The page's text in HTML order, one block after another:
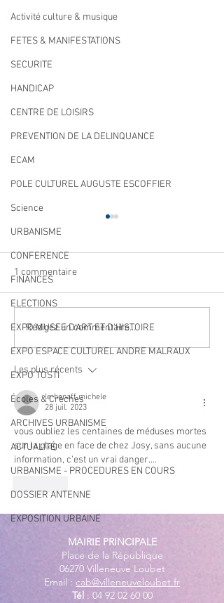
Activité culture & musique
FETES & MANIFESTATIONS
SECURITE
HANDICAP
CENTRE DE LOISIRS
PREVENTION DE LA DELINQUANCE
ECAM
POLE CULTUREL AUGUSTE ESCOFFIER
Science
URBANISME
CONFERENCE
FINANCES
ELECTIONS
EXPO MUSEE D'ART ET D'HISTOIRE
EXPO ESPACE CULTUREL ANDRE MALRAUX
EXPO TOSTI
Écoles & Crèches
ARCHIVES URBANISME
ACTUALITÉ
URBANISME - PROCEDURES EN COURS
DOSSIER ANTENNE
EXPOSITION URBAINE
Qualité des eaux de
baignade : des résultats
conformes sur l’ensemble
des plages
1 commentaire
Rédigez un commentaire...
Les plus récents
le-henaff.michele
28 juil. 2023
vous oubliez les centaines de méduses mortes
sur la plage en face de chez Josy, sans aucune
information, c'est un vrai danger....
MAIRIE PRINCIPALE
Place de la République
06270 Villeneuve Loubet
Email : cab@villeneuveloubet.fr
Tél : 04 92 02 60 00